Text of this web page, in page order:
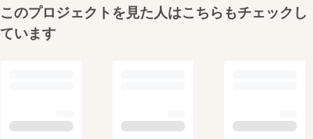
このプロジェクトを見た人はこちらもチェックし
ています